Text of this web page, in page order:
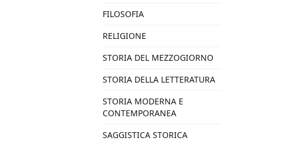
FILOSOFIA
RELIGIONE
STORIA DEL MEZZOGIORNO
STORIA DELLA LETTERATURA
STORIA MODERNA E
CONTEMPORANEA
SAGGISTICA STORICA